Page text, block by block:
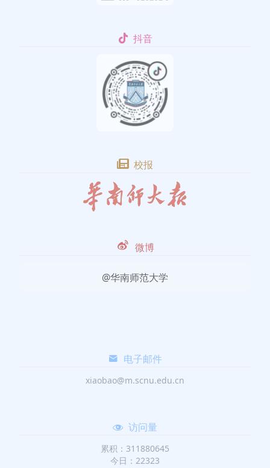
抖音
校报
微博
@华南师范大学
电子邮件
xiaobao@m.scnu.edu.cn
访问量
累积：311880645
今日：22323